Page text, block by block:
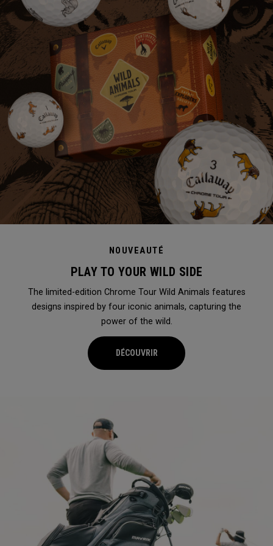
NOUVEAUTÉ
PLAY TO YOUR WILD SIDE
The limited-edition Chrome Tour Wild Animals features
designs inspired by four iconic animals, capturing the
power of the wild.
DÉCOUVRIR